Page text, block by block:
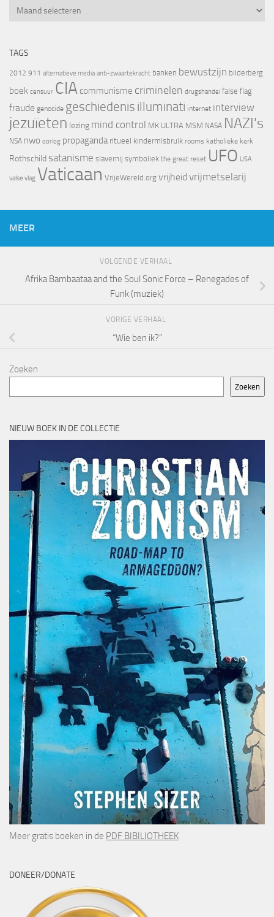
Archief
TAGS
2012 911 alternatieve media anti-zwaartekracht banken bewustzijn bilderberg
boek censuur CIA communisme criminelen drugshandel false flag
fraude genocide geschiedenis illuminati internet interview
jezuïeten lezing mind control MK ULTRA MSM NASA NAZI's
NSA nwo oorlog propaganda ritueel kindermisbruik rooms katholieke kerk
Rothschild satanisme slavernij symboliek the great reset UFO USA
valse vlag Vaticaan VrijeWereld.org vrijheid vrijmetselarij
MEER
VOLGENDE VERHAAL
Afrika Bambaataa and the Soul Sonic Force – Renegades of
Funk (muziek)
VORIGE VERHAAL
“Wie ben ik?”
Zoeken
Zoeken
NIEUW BOEK IN DE COLLECTIE
Meer gratis boeken in de PDF BIBILIOTHEEK
DONEER/DONATE